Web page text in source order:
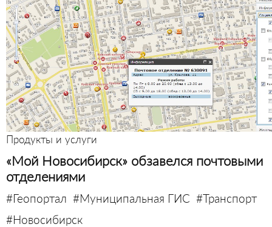
Продукты и услуги
«Мой Новосибирск» обзавелся почтовыми
отделениями
#Геопортал #Муниципальная ГИС #Транспорт
#Новосибирск